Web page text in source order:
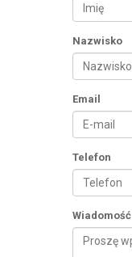
Nazwisko
Email
Telefon
Wiadomość